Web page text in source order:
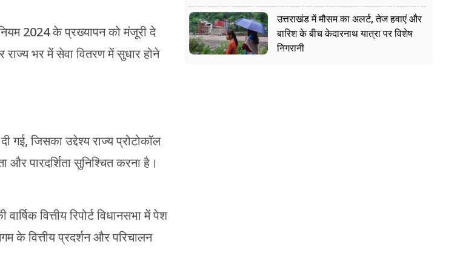
2024 के प्रख्यापन को मंजूरी दे
भर में सेवा वितरण में सुधार होने
गई, जिसका उद्देश्य राज्य प्रोटोकॉल
पारदर्शिता सुनिश्चित करना है।
वित्तीय रिपोर्ट विधानसभा में पेश
के वित्तीय प्रदर्शन और परिचालन
उत्तराखंड में मौसम का अलर्ट, तेज हवाएं और
बारिश के बीच केदारनाथ यात्रा पर विशेष
निगरानी